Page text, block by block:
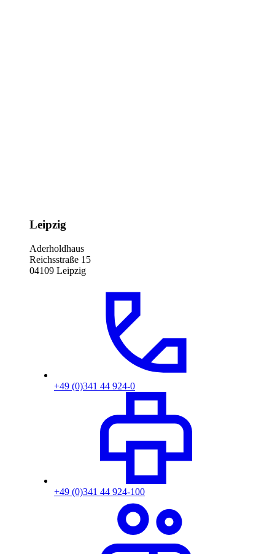
Leipzig
Aderholdhaus
Reichsstraße 15
04109 Leipzig
+49 (0)341 44 924-0
+49 (0)341 44 924-100